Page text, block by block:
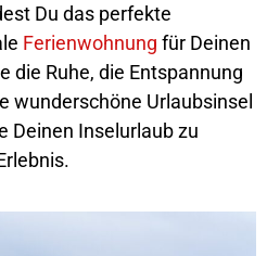
Du das perfekte
Ferienwohnung für Deinen
die Ruhe, die Entspannung
wunderschöne Urlaubsinsel
Deinen Inselurlaub zu